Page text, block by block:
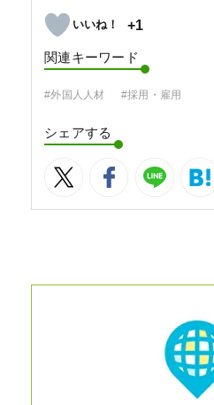
+1
関連キーワード
#外国人人材 #採用・雇用
シェアする